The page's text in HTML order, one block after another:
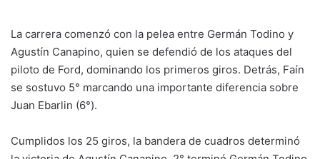
La carrera comenzó con la pelea entre Germán Todino y
Agustín Canapino, quien se defendió de los ataques del
piloto de Ford, dominando los primeros giros. Detrás, Faín
se sostuvo 5° marcando una importante diferencia sobre
Juan Ebarlin (6°).
Cumplidos los 25 giros, la bandera de cuadros determinó